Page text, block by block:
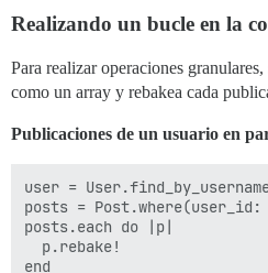
Realizando un bucle en la
Para realizar operaciones
como un array y rebakea cada
Publicaciones de un usuario en
user =
posts =
posts.each do |p|
  p.rebake!